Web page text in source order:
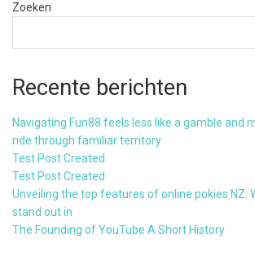
Zoeken
Recente berichten
Navigating Fun88 feels less like a gamble and
ride through familiar territory
Test Post Created
Test Post Created
Unveiling the top features of online pokies NZ:
stand out in
The Founding of YouTube A Short History